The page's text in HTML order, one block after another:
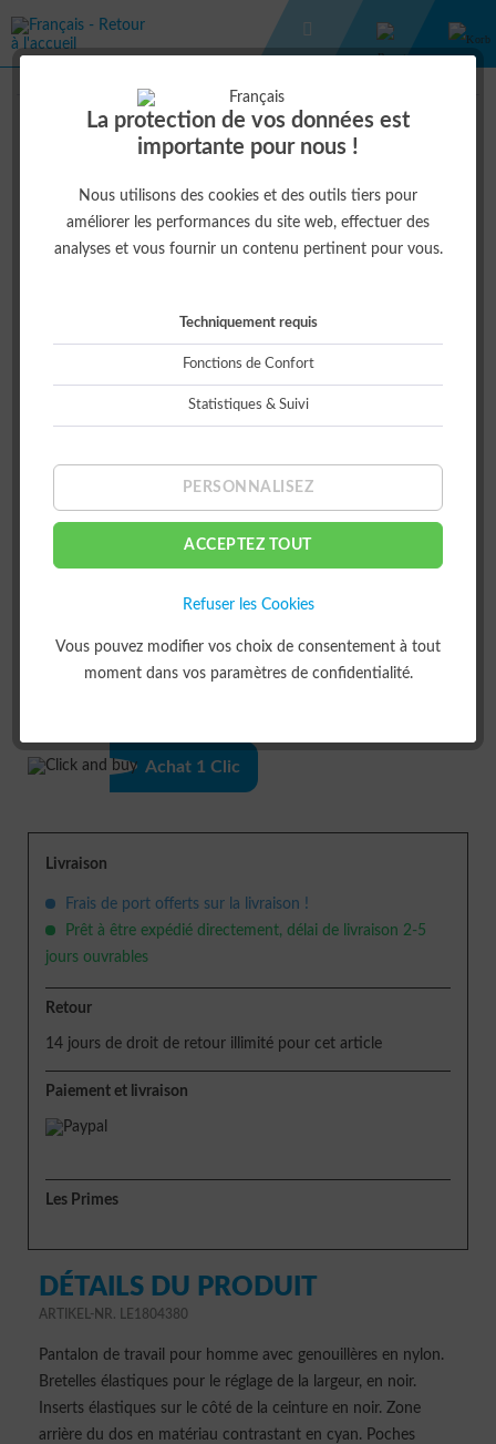
La protection de vos données est
importante pour nous !
Nous utilisons des cookies et des outils tiers pour
améliorer les performances du site web, effectuer des
analyses et vous fournir un contenu pertinent pour vous.
Techniquement requis
Fonctions de Confort
Statistiques & Suivi
PERSONNALISEZ
ACCEPTEZ TOUT
Refuser les Cookies
Vous pouvez modifier vos choix de consentement à tout
moment dans vos paramètres de confidentialité.
SALOPETTE À BRETELLE 2020
DANS LE PANIER
Achat 1 Clic
Livraison
Frais de port offerts sur la livraison !
Prêt à être expédié directement, délai de livraison 2-5
jours ouvrables
Retour
14 jours de droit de retour illimité pour cet article
Paiement et livraison
Les Primes
DÉTAILS DU PRODUIT
ARTIKEL-NR. LE1804380
Pantalon de travail pour homme avec genouillères en nylon.
Bretelles élastiques pour le réglage de la largeur, en noir.
Inserts élastiques sur le côté de la ceinture en noir. Zone
arrière du dos en matériau contrastant en cyan. Poches